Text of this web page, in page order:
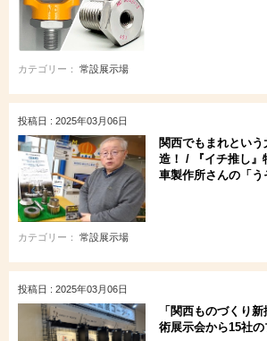
カテゴリー： 常設展示場
投稿日 : 2025年03月06日
関西でもまれとい
造！ / 『イチ推し』
車製作所さんの「う
カテゴリー： 常設展示場
投稿日 : 2025年03月06日
「関西ものづくり
術展示会から15社の